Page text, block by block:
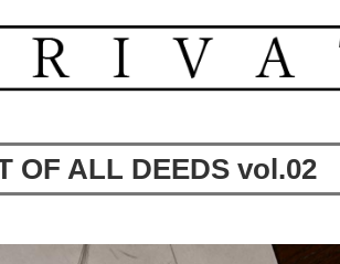
OF ALL DEEDS vol.02